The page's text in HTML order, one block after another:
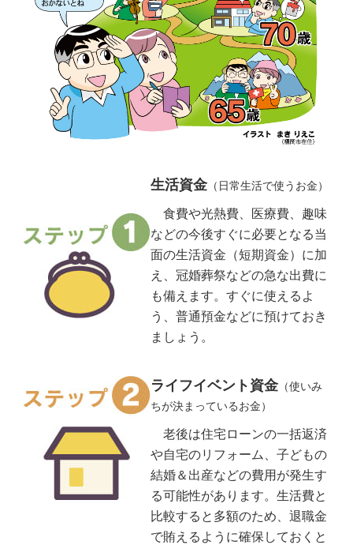
生活資金（日常生活で使うお金）
食費や光熱費、医療費、趣味
などの今後すぐに必要となる当
面の生活資金（短期資金）に加
え、冠婚葬祭などの急な出費に
も備えます。すぐに使えるよ
う、普通預金などに預けておき
ましょう。
ライフイベント資金（使いみ
ちが決まっているお金）
老後は住宅ローンの一括返済
や自宅のリフォーム、子どもの
結婚＆出産などの費用が発生す
る可能性があります。生活費と
比較すると多額のため、退職金
で賄えるように確保しておくと